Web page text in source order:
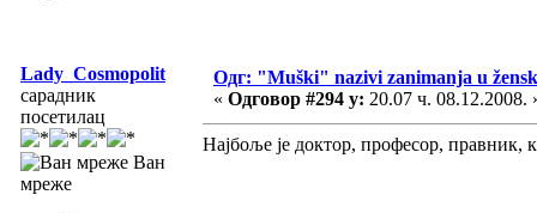
Lady_Cosmopolit
сарадник
посетилац
Ван
мреже
Одг: "Muški" nazivi zanimanja u
« Одговор #294 у: 20.07 ч. 08.12.2008.
Најбоље је доктор, професор, правник,